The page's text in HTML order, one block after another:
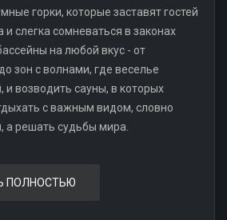
горки, которые заставят гостей
и слегка сомневаться в законах
на любой вкус - от
зон с волнами, где веселье
и возводить сауны, в которых
с важным видом, словно
а решать судьбы мира.
ПОЛНОСТЬЮ